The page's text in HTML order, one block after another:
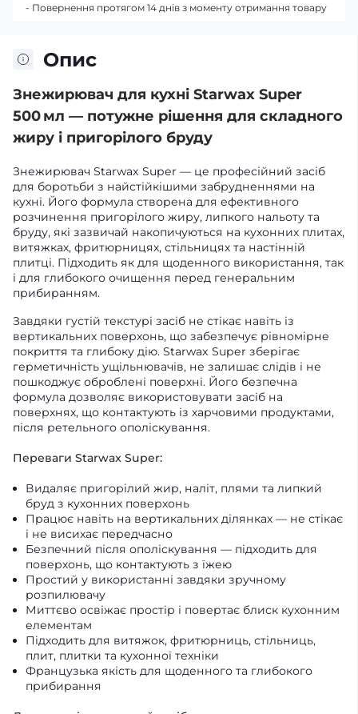
Опис
Знежирювач для кухні Starwax Super
500 мл — потужне рішення для складного
жиру і пригорілого бруду
Знежирювач Starwax Super — це професійний засіб
для боротьби з найстійкішими забрудненнями на
кухні. Його формула створена для ефективного
розчинення пригорілого жиру, липкого нальоту та
бруду, які зазвичай накопичуються на кухонних плитах,
витяжках, фритюрницях, стільницях та настінній
плитці. Підходить як для щоденного використання, так
і для глибокого очищення перед генеральним
прибиранням.
Завдяки густій текстурі засіб не стікає навіть із
вертикальних поверхонь, що забезпечує рівномірне
покриття та глибоку дію. Starwax Super зберігає
герметичність ущільнювачів, не залишає слідів і не
пошкоджує оброблені поверхні. Його безпечна
формула дозволяє використовувати засіб на
поверхнях, що контактують із харчовими продуктами,
після ретельного ополіскування.
Переваги Starwax Super:
Видаляє пригорілий жир, наліт, плями та липкий
бруд з кухонних поверхонь
Працює навіть на вертикальних ділянках — не стікає
і не висихає передчасно
Безпечний після ополіскування — підходить для
поверхонь, що контактують з їжею
Простий у використанні завдяки зручному
розпилювачу
Миттєво освіжає простір і повертає блиск кухонним
елементам
Підходить для витяжок, фритюрниць, стільниць,
плит, плитки та кухонної техніки
Французька якість для щоденного та глибокого
прибирання
- Повернення протягом 14 днів з моменту отримання товару